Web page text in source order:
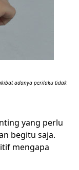
adanya perilaku tidak
yang perlu
begitu saja.
mengapa